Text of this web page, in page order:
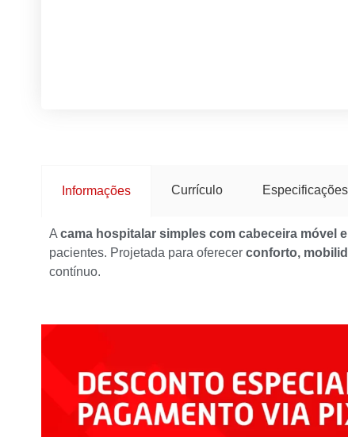
Informações Currículo Especificações
A cama hospitalar simples com cabeceira móvel
pacientes. Projetada para oferecer conforto,
contínuo.